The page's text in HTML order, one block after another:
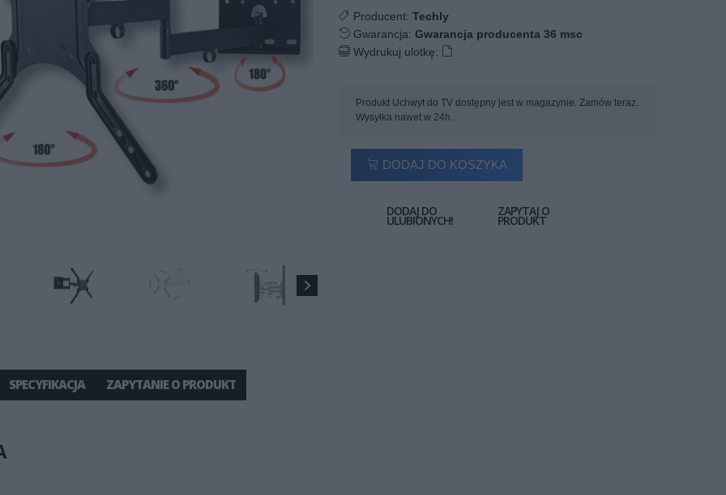
Producent: Techly
Gwarancja: Gwarancja producenta 36 msc
Wydrukuj ulotkę:
Produkt Uchwyt do TV dostępny jest w magazynie. Zamów teraz.
Wysyłka nawet w 24h.
DODAJ DO KOSZYKA
DODAJ DO
ULUBIONYCH!
ZAPYTAJ O
PRODUKT
SPECYFIKACJA ZAPYTANIE O PRODUKT